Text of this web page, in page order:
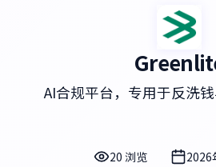
AI合规平台，专用于反洗
20 浏览 2026